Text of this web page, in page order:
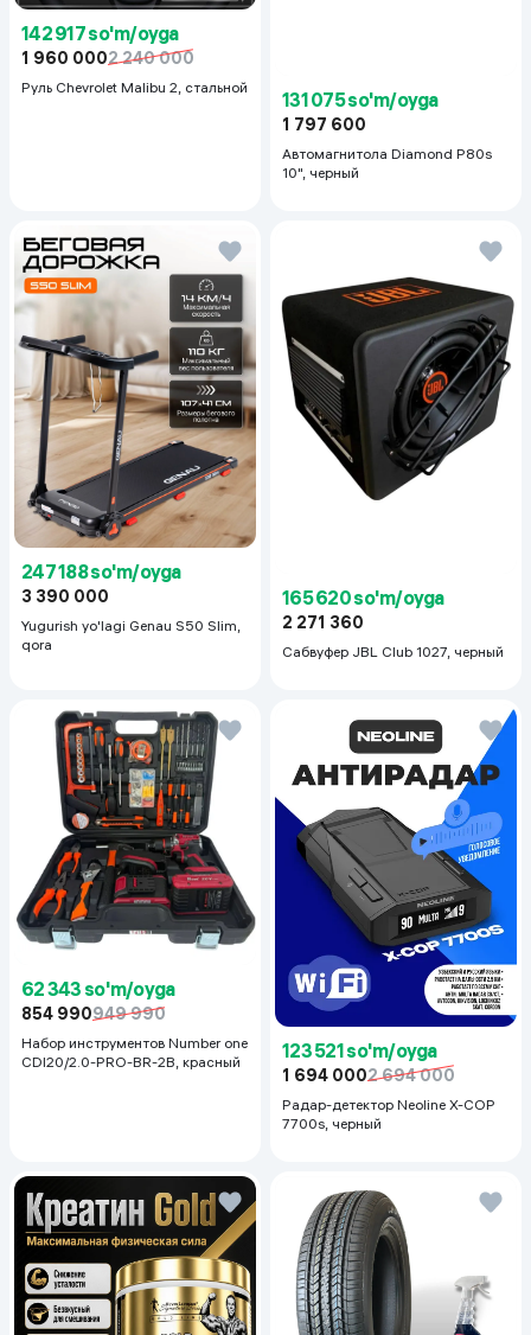
142 917 so'm/oyga
1 960 0002 240 000
Руль Chevrolet Malibu 2, cтальной
131 075 so'm/oyga
1 797 600
Автомагнитола Diamond P80s
10", черный
247 188 so'm/oyga
3 390 000
Yugurish yo'lagi Genau S50 Slim,
qora
165 620 so'm/oyga
2 271 360
Сабвуфер JBL Club 1027, черный
62 343 so'm/oyga
854 990949 990
Набор инструментов Number one
CDI20/2.0-PRO-BR-2B, красный
123 521 so'm/oyga
1 694 0002 694 000
Радар-детектор Neoline X-COP
7700s, черный